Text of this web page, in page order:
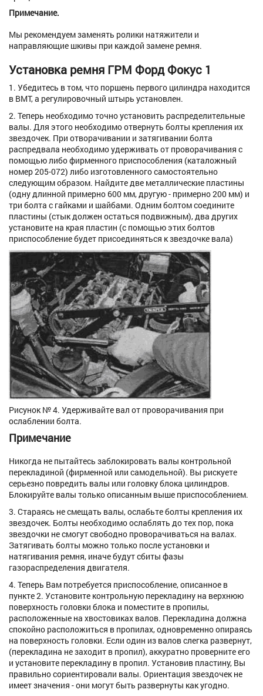
Примечание.
Мы рекомендуем заменять ролики натяжители и
направляющие шкивы при каждой замене ремня.
Установка ремня ГРМ Форд Фокус 1
1. Убедитесь в том, что поршень первого цилиндра находится
в ВМТ, а регулировочный штырь установлен.
2. Теперь необходимо точно установить распределительные
валы. Для этого необходимо отвернуть болты крепления их
звездочек. При отворачивании и затягивании болта
распредвала необходимо удерживать от проворачивания с
помощью либо фирменного приспособления (каталожный
номер 205-072) либо изготовленного самостоятельно
следующим образом. Найдите две металлические пластины
(одну длинной примерно 600 мм, другую - примерно 200 мм) и
три болта с гайками и шайбами. Одним болтом соедините
пластины (стык должен остаться подвижным), два других
установите на края пластин (с помощью этих болтов
приспособление будет присоединяться к звездочке вала)
Рисунок № 4. Удерживайте вал от проворачивания при
ослаблении болта.
Примечание
Никогда не пытайтесь заблокировать валы контрольной
перекладиной (фирменной или самодельной). Вы рискуете
серьезно повредить валы или головку блока цилиндров.
Блокируйте валы только описанным выше приспособлением.
3. Стараясь не смещать валы, ослабьте болты крепления их
звездочек. Болты необходимо ослаблять до тех пор, пока
звездочки не смогут свободно проворачиваться на валах.
Затягивать болты можно только после установки и
натягивания ремня, иначе будут сбиты фазы
газораспределения двигателя.
4. Теперь Вам потребуется приспособление, описанное в
пункте 2. Установите контрольную перекладину на верхнюю
поверхность головки блока и поместите в пропилы,
расположенные на хвостовиках валов. Перекладина должна
спокойно расположиться в пропилах, одновременно опираясь
на поверхность головки. Если один из валов слегка развернут,
(перекладина не заходит в пропил), аккуратно проверните его
и установите перекладину в пропил. Установив пластину, Вы
правильно сориентировали валы. Ориентация звездочек не
имеет значения - они могут быть развернуты как угодно.